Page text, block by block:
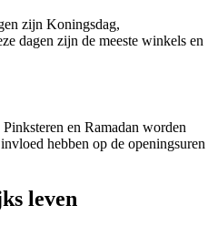
zijn Koningsdag,
dagen zijn de meeste winkels en
en Ramadan worden
hebben op de openingsuren
leven